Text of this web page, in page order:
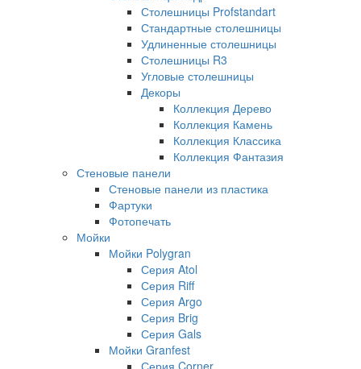
Столешницы Profstandart
Стандартные столешницы
Удлиненные столешницы
Столешницы R3
Угловые столешницы
Декоры
Коллекция Дерево
Коллекция Камень
Коллекция Классика
Коллекция Фантазия
Стеновые панели
Стеновые панели из пластика
Фартуки
Фотопечать
Мойки
Мойки Polygran
Серия Atol
Серия Riff
Серия Argo
Серия Brig
Серия Gals
Мойки Granfest
Серия Corner